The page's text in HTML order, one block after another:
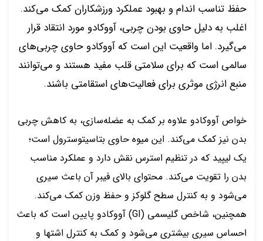
حفظ تناسب اندام و بهبود عملکرد ورزشکاران کمک می‌کند.
اغلب به دلیل حاوی بودن چربی، آووکادو مورد انتقاد قرار
می‌گیرد. اما واقعیت این است که آووکادو حاوی چربی‌های
سالمی است که برای سلامتی قلب مفید هستند و می‌توانند
منبع انرژی موثری برای فعالیت‌های استقامتی باشند.
خواص آووکادو علاوه بر کمک به عضله‌سازی، به کاهش چربی
بدن نیز کمک می‌کند. این میوه حاوی بتاسیتوسترول است؛
یک لیپید که در تنظیم استرس نقش دارد و عملکرد مناسب
بدن را تقویت می‌کند. محتوای بالای فیبر آن باعث سیری
می‌شود و به کنترل سطح گلوکز و حفظ وزن کمک می‌کند.
همچنین، شاخص گلیسمی (GI) آووکادو پایین است که باعث
احساس سیری بیشتری می‌شود و کمک به کنترل اشتها و